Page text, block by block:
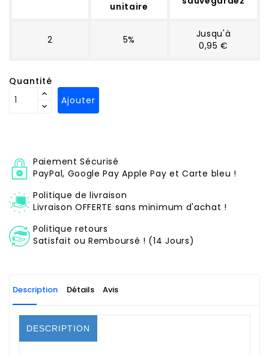
unitaire
2 5%
Jusqu'à
0,95 €
Quantité
Ajouter
Paiement Sécurisé
PayPal, Google Pay Apple Pay et Carte bleu !
Politique de livraison
Livraison OFFERTE sans minimum d'achat !
Politique retours
Satisfait ou Remboursé ! (14 Jours)
Description Détails Avis
DESCRIPTION